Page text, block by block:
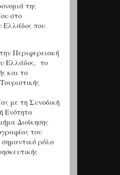
της
στο
Ελλάδος που
Περιφερειακή
Ελλάδος, το
και το
με τη Συνοδική
Ενότητα
Διοίκησης
του
σημαντικό ρόλο